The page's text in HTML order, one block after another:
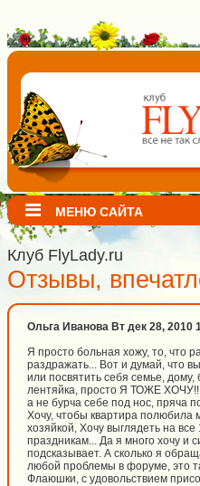
МЕНЮ САЙТА
Клуб FlyLady.ru
Отзывы,
Ольга Иванова Вт дек 28, 2010
Я просто больная хожу, то, что
раздражать... Вот и думай, что
или посвятить себя семье,
лентяйка, просто Я ТОЖЕ ХОЧУ!!!
а не бурча себе под нос, пряча
Хочу, чтобы квартира полюбила
хозяйкой, Хочу выглядеть на
праздникам... Да я много хочу и
подсказывает. А сколько я
любой проблемы в форуме, это
Флаюшки, с удовольствием